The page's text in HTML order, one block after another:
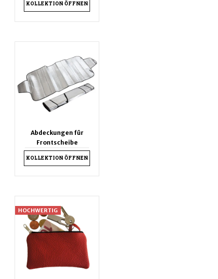
KOLLEKTION ÖFFNEN
Abdeckungen für
Frontscheibe
KOLLEKTION ÖFFNEN
HOCHWERTIG